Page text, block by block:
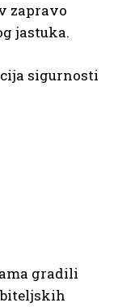
zapravo
jastuka.
sigurnosti
gradili